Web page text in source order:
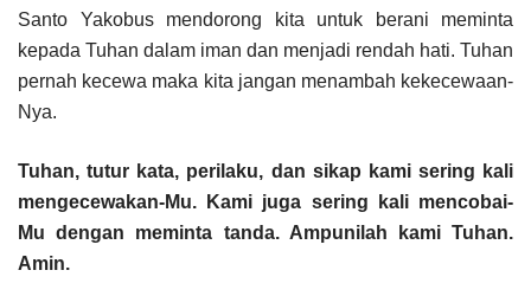
Santo Yakobus mendorong kita untuk berani meminta
kepada Tuhan dalam iman dan menjadi rendah hati. Tuhan
pernah kecewa maka kita jangan menambah kekecewaan-
Nya.
Tuhan, tutur kata, perilaku, dan sikap kami sering kali
mengecewakan-Mu. Kami juga sering kali mencobai-
Mu dengan meminta tanda. Ampunilah kami Tuhan.
Amin.